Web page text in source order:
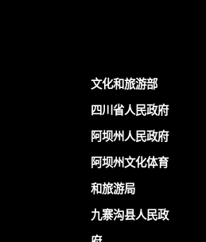
文化和旅游部
四川省人民政府
阿坝州人民政府
阿坝州文化体育
和旅游局
九寨沟县人民政